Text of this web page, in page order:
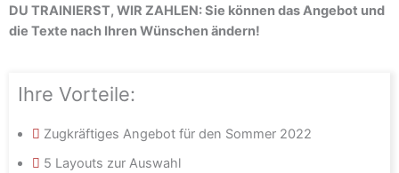
DU TRAINIERST, WIR ZAHLEN: Sie können das Angebot und
die Texte nach Ihren Wünschen ändern!
Ihre Vorteile:
Zugkräftiges Angebot für den Sommer 2022
5 Layouts zur Auswahl